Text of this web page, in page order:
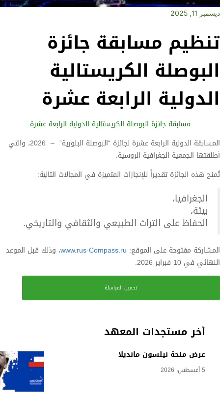
أخر مستجدات المعهد
عرض منحة نيلسون مانديلا
5 أغسطس، 2026
ديسمبر 11, 2025
تنظيم مسابقة جائزة
البوصلة الكريستالية
الدولية الرابعة عشرة
مسابقة جائزة البوصلة الكريستالية الدولية الرابعة عشرة
المسابقة الدولية الرابعة عشرة لجائزة “البوصلة البلورية” – 2026، والتي
أطلقتها الجمعية الجغرافية الروسية.
تُمنح هذه الجائزة تقديراً للإنجازات المتميزة في المجالات التالية:
الجغرافيا،
بيئة،
الحفاظ على التراث الطبيعي والثقافي والتاريخي.
المشاركة مفتوحة على الموقع: www.rus-Compass.ru، وذلك قبل الموعد
النهائي في 10 فبراير 2026.
تحميل المراسلة